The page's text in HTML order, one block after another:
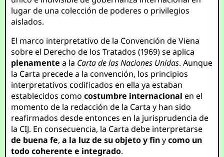
lugar de una colección de poderes o privilegios
aislados.
El marco interpretativo de la Convención de Viena
sobre el Derecho de los Tratados (1969) se aplica
plenamente a la Carta de las Naciones Unidas. Aunque
la Carta precede a la convención, los principios
interpretativos codificados en ella ya estaban
establecidos comocostumbre internacional en el
momento de la redacción de la Carta y han sido
reafirmados desde entonces en la jurisprudencia de
la CIJ. En consecuencia, la Carta debe interpretarse
de buena fe,a la luz de su objeto y finycomo un
todo coherente e integrado.